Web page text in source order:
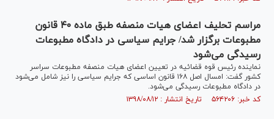
مراسم تحلیف اعضای هیات منصفه طبق ماده ۴۰ قانون
مطبوعات برگزار شد/ جرایم سیاسی در دادگاه مطبوعات
رسیدگی می‌شود
نماینده رئیس قوه قضائیه در تعیین اعضای هیات منصفه مطبوعات سراسر
کشور گفت: امسال اصل ۱۶۸ قانون اساسی که جرایم سیاسی را نیز شامل می‌شود
در دادگاه مطبوعات رسیدگی می‌شود.
کد خبر: ۵۶۴۲۰۶ تاریخ انتشار : ۱۳۹۸/۰۸/۱۲